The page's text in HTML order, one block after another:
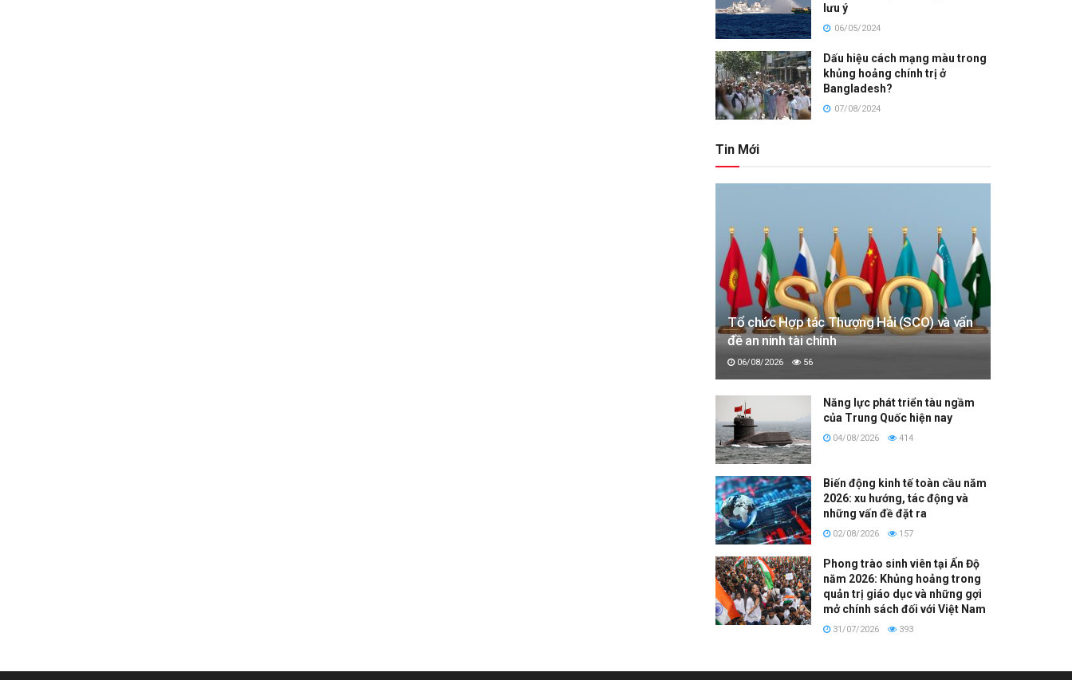
lưu ý
06/05/2024
Dấu hiệu cách mạng màu trong
khủng hoảng chính trị ở
Bangladesh?
07/08/2024
Tin Mới
Tổ chức Hợp tác Thượng Hải (SCO) và vấn
đề an ninh tài chính
06/08/2026 56
Năng lực phát triển tàu ngầm
của Trung Quốc hiện nay
04/08/2026 414
Biến động kinh tế toàn cầu năm
2026: xu hướng, tác động và
những vấn đề đặt ra
02/08/2026 157
Phong trào sinh viên tại Ấn Độ
năm 2026: Khủng hoảng trong
quản trị giáo dục và những gợi
mở chính sách đối với Việt Nam
31/07/2026 393